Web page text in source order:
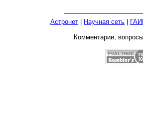
Астронет Научная сеть
Комментарии,